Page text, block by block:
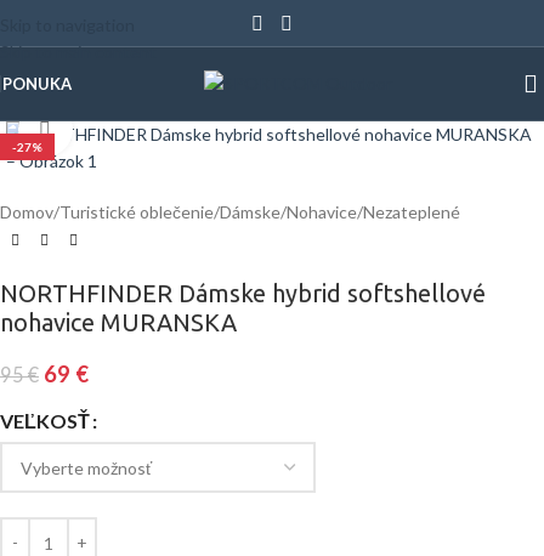
Skip to main content
PONUKA
-27%
Klinite pre zväčšenie
Domov/Turistické oblečenie/Dámske/Nohavice/Nezateplené
NORTHFINDER Dámske hybrid softshellové
nohavice MURANSKA
95€ 69 €
VEĽKOSŤ